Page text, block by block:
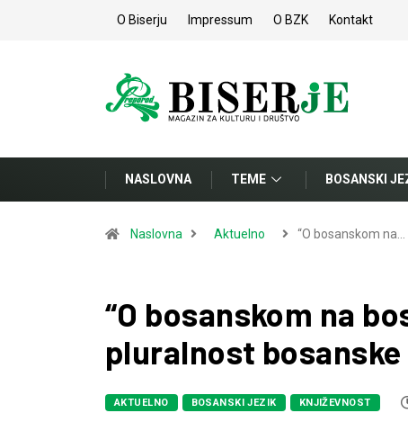
O Biserju Impressum O BZK Kontakt
NASLOVNA TEME BOSANSKI
Naslovna Aktuelno “O bosanskom na…
“O bosanskom na
pluralnost
AKTUELNO BOSANSKI JEZIK KNJIŽEVNOST